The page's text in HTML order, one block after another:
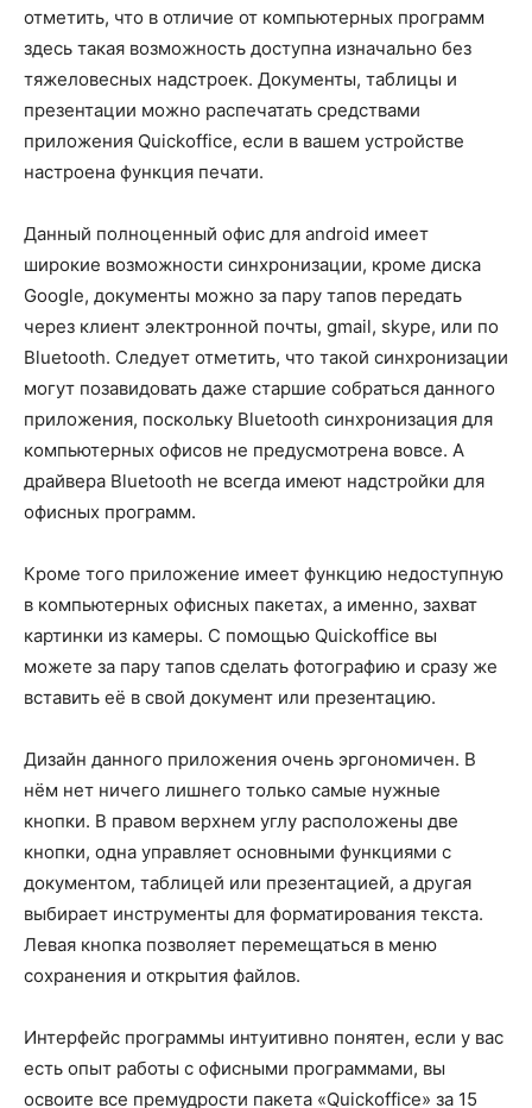
отметить, что в отличие от компьютерных программ
здесь такая возможность доступна изначально без
тяжеловесных надстроек. Документы, таблицы и
презентации можно распечатать средствами
приложения Quickoffice, если в вашем устройстве
настроена функция печати.
Данный полноценный офис для android имеет
широкие возможности синхронизации, кроме диска
Google, документы можно за пару тапов передать
через клиент электронной почты, gmail, skype, или по
Bluetooth. Следует отметить, что такой синхронизации
могут позавидовать даже старшие собраться данного
приложения, поскольку Bluetooth синхронизация для
компьютерных офисов не предусмотрена вовсе. А
драйвера Bluetooth не всегда имеют надстройки для
офисных программ.
Кроме того приложение имеет функцию недоступную
в компьютерных офисных пакетах, а именно, захват
картинки из камеры. С помощью Quickoffice вы
можете за пару тапов сделать фотографию и сразу же
вставить её в свой документ или презентацию.
Дизайн данного приложения очень эргономичен. В
нём нет ничего лишнего только самые нужные
кнопки. В правом верхнем углу расположены две
кнопки, одна управляет основными функциями с
документом, таблицей или презентацией, а другая
выбирает инструменты для форматирования текста.
Левая кнопка позволяет перемещаться в меню
сохранения и открытия файлов.
Интерфейс программы интуитивно понятен, если у вас
есть опыт работы с офисными программами, вы
освоите все премудрости пакета «Quickoffice» за 15